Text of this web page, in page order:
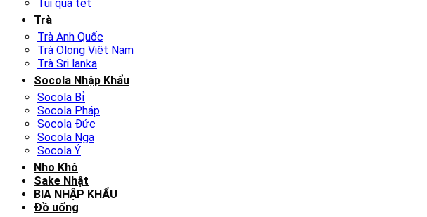
Túi quà tết
Trà
Trà Anh Quốc
Trà Olong Viêt Nam
Trà Sri lanka
Socola Nhập Khẩu
Socola Bỉ
Socola Pháp
Socola Đức
Socola Nga
Socola Ý
Nho Khô
Sake Nhật
BIA NHẬP KHẨU
Đồ uống